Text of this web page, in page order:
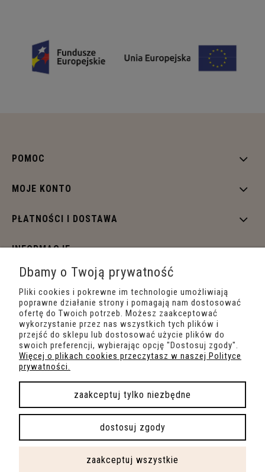
POMOC
MOJE KONTO
PŁATNOŚCI I DOSTAWA
INFORMACJE
O NAS
pokaż pełną wersję strony
Sklep internetowy Shoper.pl
Dbamy o Twoją prywatność
Pliki cookies i pokrewne im technologie umożliwiają
poprawne działanie strony i pomagają nam dostosować
ofertę do Twoich potrzeb. Możesz zaakceptować
wykorzystanie przez nas wszystkich tych plików i
przejść do sklepu lub dostosować użycie plików do
swoich preferencji, wybierając opcję "Dostosuj zgody".
Więcej o plikach cookies przeczytasz w naszej Polityce
prywatności.
zaakceptuj tylko niezbędne
dostosuj zgody
zaakceptuj wszystkie